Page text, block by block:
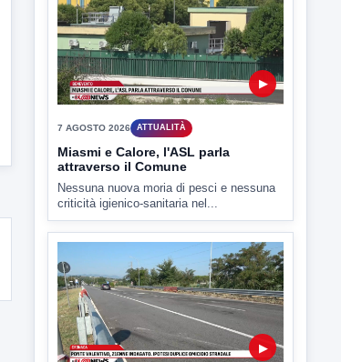
Benevento Calcio: Le scelte di
Floro Flores per il debutto di Coppa
Italia
Il Benevento è pronto al debutto di Coppa
Italia. Scelte...
▶
7 AGOSTO 2026 ATTUALITÀ
Miasmi e Calore, l'ASL parla
attraverso il Comune
Nessuna nuova moria di pesci e nessuna
criticità igienico-sanitaria nel...